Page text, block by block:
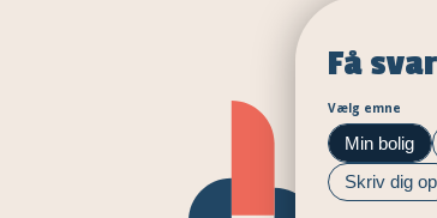
Få
Vælg emne
Min bolig
Skriv dig op